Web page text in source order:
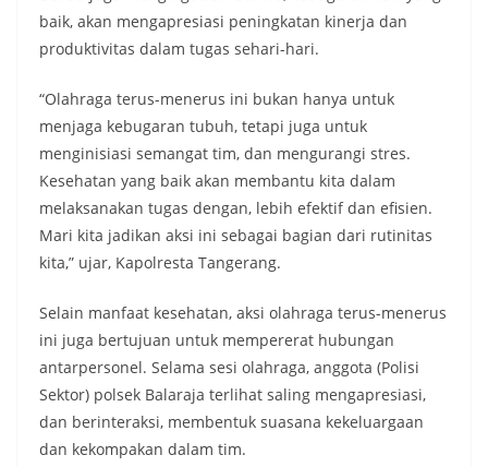
baik, akan mengapresiasi peningkatan kinerja dan
produktivitas dalam tugas sehari-hari.
“Olahraga terus-menerus ini bukan hanya untuk
menjaga kebugaran tubuh, tetapi juga untuk
menginisiasi semangat tim, dan mengurangi stres.
Kesehatan yang baik akan membantu kita dalam
melaksanakan tugas dengan, lebih efektif dan efisien.
Mari kita jadikan aksi ini sebagai bagian dari rutinitas
kita,” ujar, Kapolresta Tangerang.
Selain manfaat kesehatan, aksi olahraga terus-menerus
ini juga bertujuan untuk mempererat hubungan
antarpersonel. Selama sesi olahraga, anggota (Polisi
Sektor) polsek Balaraja terlihat saling mengapresiasi,
dan berinteraksi, membentuk suasana kekeluargaan
dan kekompakan dalam tim.